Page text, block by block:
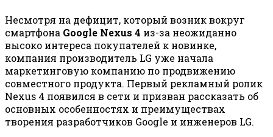
Несмотря на дефицит, который возник вокруг
смартфона Google Nexus 4 из-за неожиданно
высоко интереса покупателей к новинке,
компания производитель LG уже начала
маркетинговую компанию по продвижению
совместного продукта. Первый рекламный ролик
Nexus 4 появился в сети и призван рассказать об
основных особенностях и преимуществах
творения разработчиков Google и инженеров LG.